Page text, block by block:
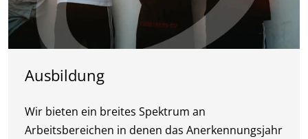
Ausbildung
Wir bieten ein breites Spektrum an
Arbeitsbereichen in denen das Anerkennungsjahr